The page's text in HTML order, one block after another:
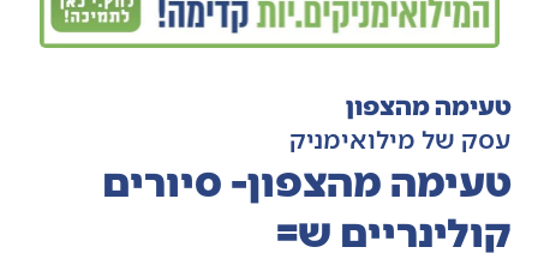
טעימה מהצפון
עסק של מילואימניק
טעימה מהצפון- סיורים
קולינריים ש=